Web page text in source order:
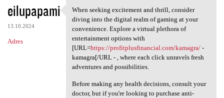
eilupapami
13.10.2024
Adres
When seeking excitement and
When seeking excitement and thrill, consider
diving into the digital realm of gaming at your
convenience. Explore a virtual plethora of
entertainment options with
[URL=https://profitplusfinancial.com/kamagra/-
kamagra[/URL - , where each click unravels fresh
adventures and possibilities.
Before making any health decisions, consult your
doctor, but if you're looking to purchase anti-